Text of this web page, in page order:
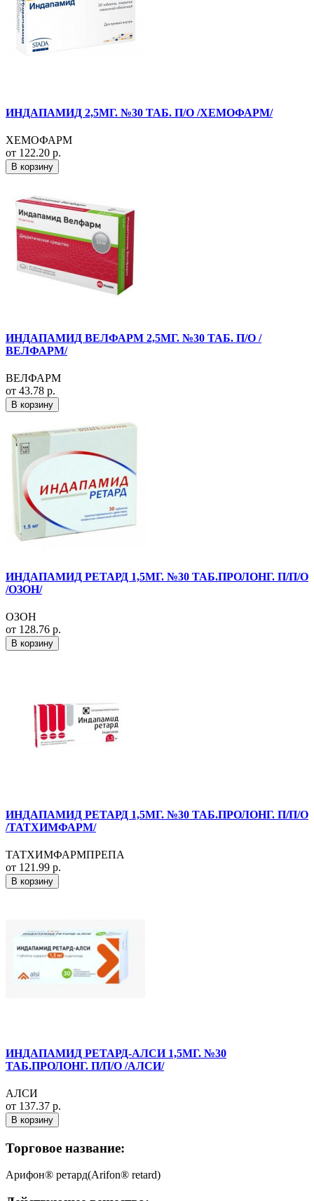
ИНДАПАМИД 2,5МГ. №30 ТАБ. П/О /ХЕМОФАРМ/
ХЕМОФАРМ
от 122.20 р.
В корзину
ИНДАПАМИД ВЕЛФАРМ 2,5МГ. №30 ТАБ. П/О /
ВЕЛФАРМ/
ВЕЛФАРМ
от 43.78 р.
В корзину
ИНДАПАМИД РЕТАРД 1,5МГ. №30 ТАБ.ПРОЛОНГ. П/П/О
/ОЗОН/
ОЗОН
от 128.76 р.
В корзину
ИНДАПАМИД РЕТАРД 1,5МГ. №30 ТАБ.ПРОЛОНГ. П/П/О
/ТАТХИМФАРМ/
ТАТХИМФАРМПРЕПА
от 121.99 р.
В корзину
ИНДАПАМИД РЕТАРД-АЛСИ 1,5МГ. №30
ТАБ.ПРОЛОНГ. П/П/О /АЛСИ/
АЛСИ
от 137.37 р.
В корзину
Торговое название:
Арифон® ретард(Arifon® retard)